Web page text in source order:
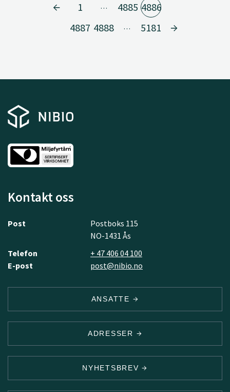
1 … 4885 4886
4887 4888 … 5181
Kontakt oss
Post
Postboks 115
NO-1431 Ås
Telefon
+ 47 406 04 100
E-post
post@nibio.no
ANSATTE
ADRESSER
NYHETSBREV